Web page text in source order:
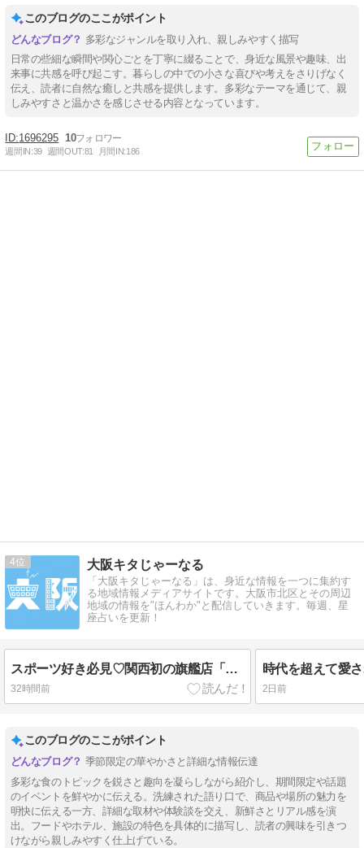
このブログのここがポイント
多彩なジャンルを取り入れ、親しみやすく描写
日常の些細な瞬間や関心ごとを丁寧に綴ることで、身近な風景や趣味、出
来事に共感を呼び起こす。暮らしの中での小さな喜びや考えをさりげなく
伝え、読者に自然な癒しと共感を提供します。多彩なテーマを通じて、親
しみやすさと温かさを感じさせる内容となっています。
1696295 10
週間IN:39 週間OUT:81 月間IN:186
4 大阪キタじゃーなる
「大阪キタじゃーなる」は、身近な情報を一つに集約す
る地域情報メディアサイトです。大阪市北区とその周辺
地域の情報を"ほんわか"と配信していきます。毎週、星
座占いを更新！
スポーツ好き必見♡関西初の旗艦店「Alpen OSAKA」が梅田・茶屋町に誕生！【8/7】
32時間前 2日前
このブログのここがポイント
季節限定の華やかさと詳細な情報伝達
多彩な食のトピックを鋭さと趣向を凝らしながら紹介し、期間限定や話題
のイベントを鮮やかに伝える。洗練された語り口で、商品や場所の魅力を
明快に伝える一方、詳細な取材や体験談を交え、新鮮さとリアル感を演
出。フードやホテル、施設の特色を具体的に描写し、読者の興味を引きつ
けながら親しみやすく仕上げている。